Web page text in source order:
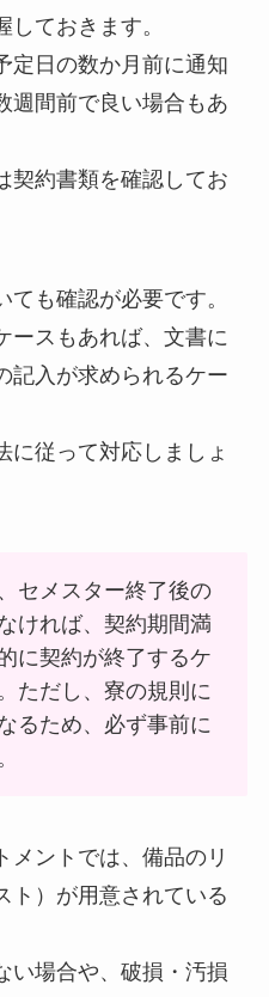
ておきます。
定日の数か月前に通知
週間前で良い場合もあ
契約書類を確認してお
ても確認が必要です。
ースもあれば、文書に
記入が求められるケー
に従って対応しましょ
セメスター終了後の
ければ、契約期間満
に契約が終了するケ
ただし、寮の規則に
るため、必ず事前に
メントでは、備品のリ
ト）が用意されている
い場合や、破損・汚損